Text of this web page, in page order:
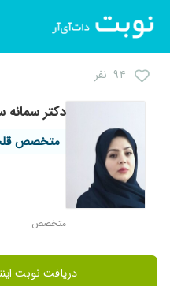
۹۴ نفر
دکتر سمانه
متخصص
متخصص
دریافت نوبت